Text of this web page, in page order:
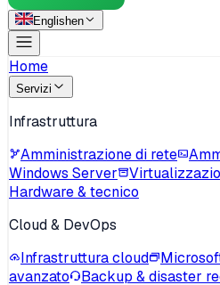
Englishen
Home
Servizi
Infrastruttura
Amministrazione di rete
Windows Server
Hardware & tecnico
Cloud & DevOps
Infrastruttura cloud
avanzato
Backup & disaster